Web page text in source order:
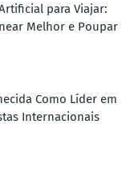
para Viajar:
Melhor e Poupar
Como Líder em
Internacionais